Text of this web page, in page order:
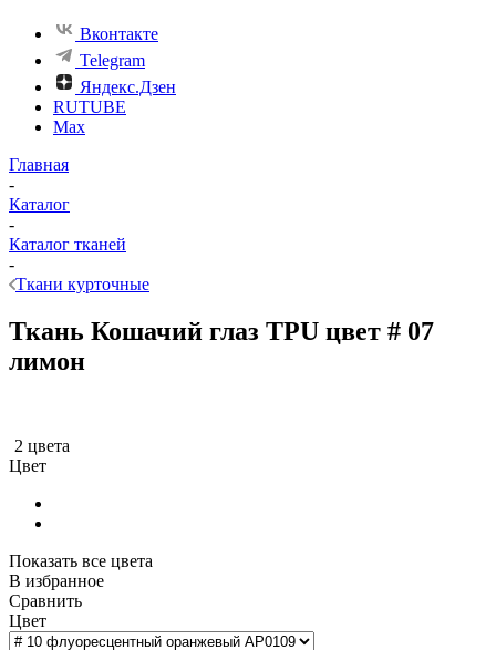
Вконтакте
Telegram
Яндекс.Дзен
RUTUBE
Max
Главная
-
Каталог
-
Каталог тканей
-
Ткани курточные
Ткань Кошачий глаз TPU цвет # 07
лимон
2 цвета
Цвет
Показать все цвета
В избранное
Сравнить
Цвет